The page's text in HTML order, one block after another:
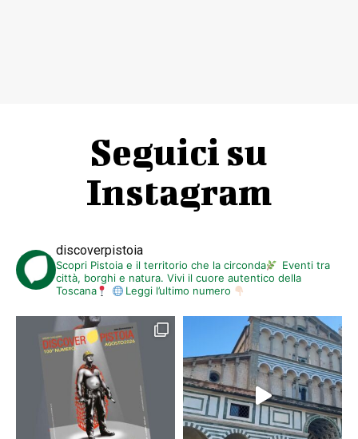
Seguici su
Instagram
discoverpistoia
Scopri Pistoia e il territorio che la circonda
Eventi tra
città, borghi e natura. Vivi il cuore autentico della
Toscana
Leggi l’ultimo numero